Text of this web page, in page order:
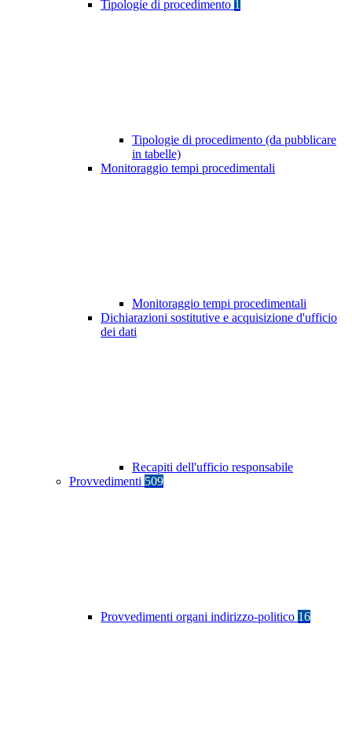
Tipologie di procedimento 1
Tipologie di procedimento (da pubblicare
in tabelle)
Monitoraggio tempi procedimentali
Monitoraggio tempi procedimentali
Dichiarazioni sostitutive e acquisizione d'ufficio
dei dati
Recapiti dell'ufficio responsabile
Provvedimenti 509
Provvedimenti organi indirizzo-politico 16